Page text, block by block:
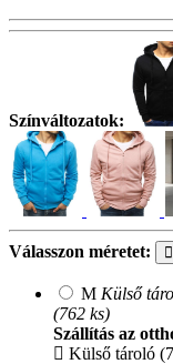
Színváltozatok:
Válasszon méretet:
M Külső
(762 ks)
Szállítás az
Külső tároló